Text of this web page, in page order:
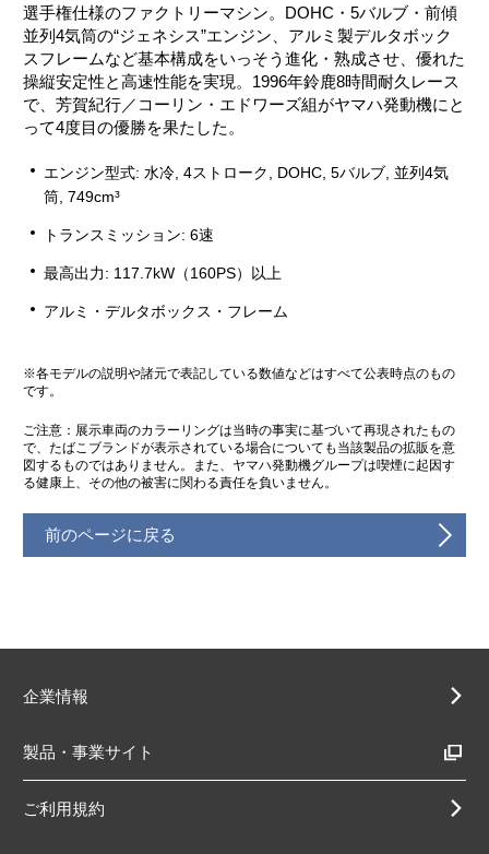
選手権仕様のファクトリーマシン。DOHC・5バルブ・前傾
並列4気筒の“ジェネシス”エンジン、アルミ製デルタボック
スフレームなど基本構成をいっそう進化・熟成させ、優れた
操縦安定性と高速性能を実現。1996年鈴鹿8時間耐久レース
で、芳賀紀行／コーリン・エドワーズ組がヤマハ発動機にと
って4度目の優勝を果たした。
エンジン型式: 水冷, 4ストローク, DOHC, 5バルブ, 並列4気
筒, 749cm³
トランスミッション: 6速
最高出力: 117.7kW（160PS）以上
アルミ・デルタボックス・フレーム
※各モデルの説明や諸元で表記している数値などはすべて公表時点のもの
です。
ご注意：展示車両のカラーリングは当時の事実に基づいて再現されたもの
で、たばこブランドが表示されている場合についても当該製品の拡販を意
図するものではありません。また、ヤマハ発動機グループは喫煙に起因す
る健康上、その他の被害に関わる責任を負いません。
前のページに戻る
企業情報
製品・事業サイト
ご利用規約